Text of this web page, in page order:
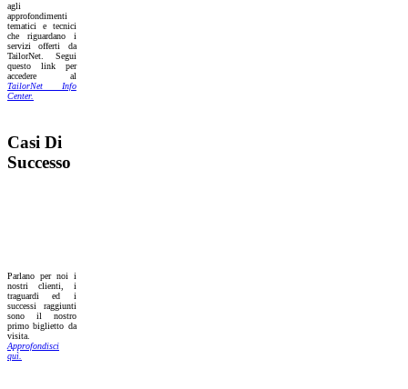
agli
approfondimenti
tematici e tecnici
che riguardano i
servizi offerti da
TailorNet. Segui
questo link per
accedere al
TailorNet Info
Center.
Casi Di
Successo
Parlano per noi i
nostri clienti, i
traguardi ed i
successi raggiunti
sono il nostro
primo biglietto da
visita.
Approfondisci
quì.